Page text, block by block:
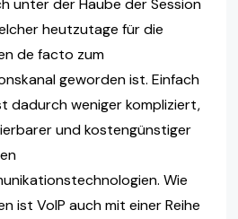
unter der Haube der Session
heutzutage für die
de facto zum
geworden ist. Einfach
dadurch weniger kompliziert,
und kostengünstiger
Wie
ist VoIP auch mit einer Reihe